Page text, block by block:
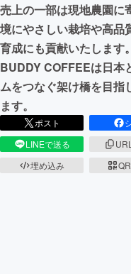
売上の一部は現地農園に
境にやさしい栽培や高品
育成にも貢献いたします。
BUDDY COFFEEは日本
ムをつなぐ架け橋を目指
ます。
ポスト
LINEで送る
埋め込み